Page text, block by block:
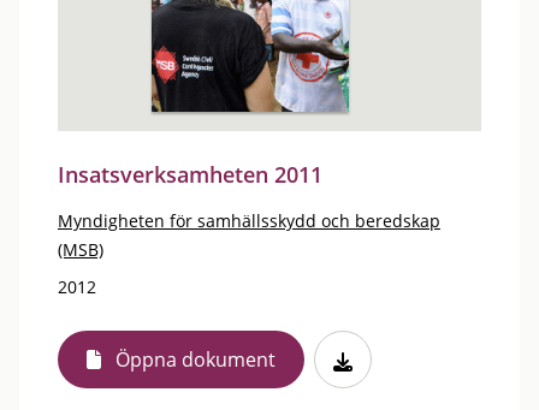
Insatsverksamheten 2011
Myndigheten för samhällsskydd och beredskap
(MSB)
2012
Öppna dokument